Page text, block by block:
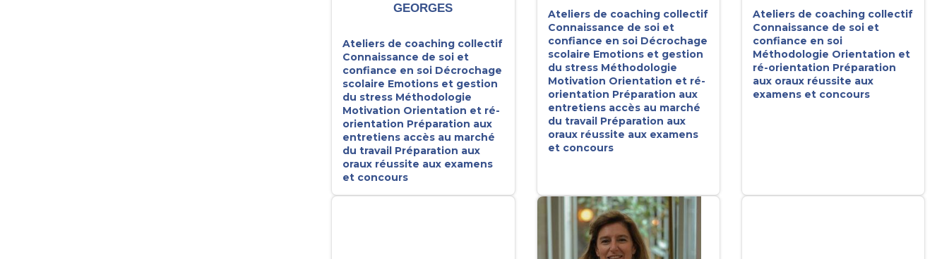
GEORGES
Ateliers de coaching collectif
Connaissance de soi et
confiance en soi Décrochage
scolaire Emotions et gestion
du stress Méthodologie
Motivation Orientation et ré-
orientation Préparation aux
entretiens accès au marché
du travail Préparation aux
oraux réussite aux examens
et concours
Ateliers de coaching collectif
Connaissance de soi et
confiance en soi Décrochage
scolaire Emotions et gestion
du stress Méthodologie
Motivation Orientation et ré-
orientation Préparation aux
entretiens accès au marché
du travail Préparation aux
oraux réussite aux examens
et concours
Ateliers de coaching collectif
Connaissance de soi et
confiance en soi
Méthodologie Orientation et
ré-orientation Préparation
aux oraux réussite aux
examens et concours